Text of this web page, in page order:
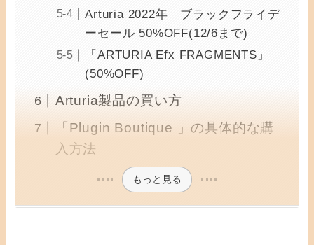
Arturia 2022年 ブラックフライデ
ーセール 50%OFF(12/6まで)
「ARTURIA Efx FRAGMENTS」
(50%OFF)
Arturia製品の買い方
「Plugin Boutique 」の具体的な購
入方法
もっと見る